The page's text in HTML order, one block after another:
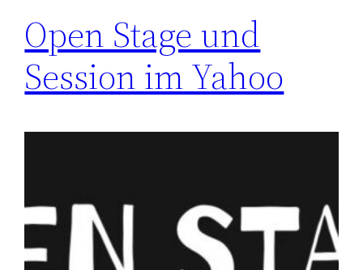
Open Stage und
Session im Yahoo